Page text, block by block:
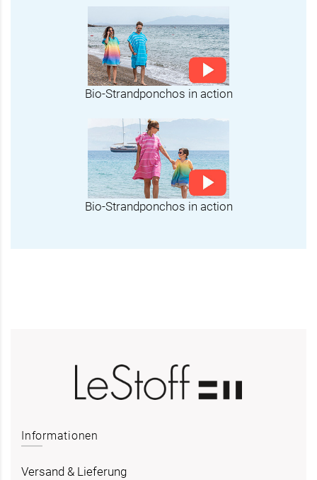
Bio-Strandponchos in action
Bio-Strandponchos in action
Informationen
Versand & Lieferung